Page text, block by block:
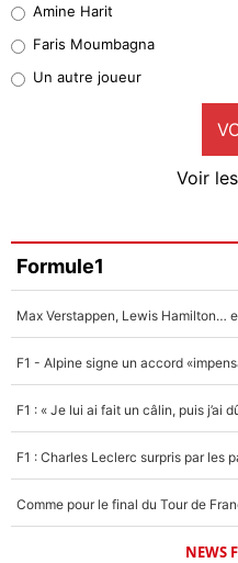
1%
9%
Faris Moumbagna
4%
Un autre joueur
5%
Amine Harit
Faris Moumbagna
Un autre joueur
Voir
Formule1
NEWS